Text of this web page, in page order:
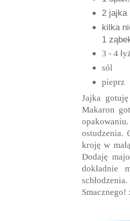
2 jajka
kilka
1
3 - 4
sól
pieprz
Jajka
Makaron
ostudzenia.
kroję w
Dodaję
dokładnie
schłodzenia.
Smacznego!